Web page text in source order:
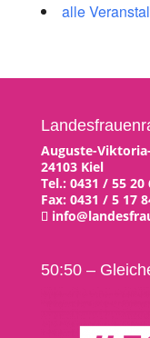
alle
Auguste-
24103 Kiel
Tel.: 0431 / 55 20
Fax: 0431 / 5 17
50:50 –